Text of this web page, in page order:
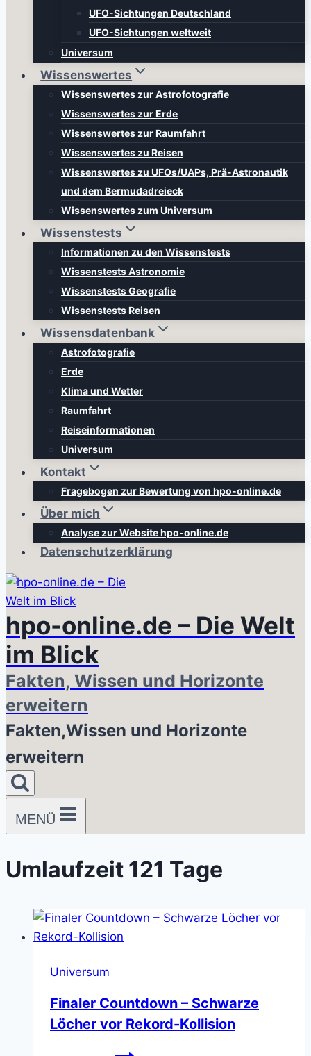
UFO-Sichtungen Deutschland
UFO-Sichtungen weltweit
Universum
Wissenswertes
Wissenswertes zur Astrofotografie
Wissenswertes zur Erde
Wissenswertes zur Raumfahrt
Wissenswertes zu Reisen
Wissenswertes zu UFOs/UAPs, Prä-Astronautik
und dem Bermudadreieck
Wissenswertes zum Universum
Wissenstests
Informationen zu den Wissenstests
Wissenstests Astronomie
Wissenstests Geografie
Wissenstests Reisen
Wissensdatenbank
Astrofotografie
Erde
Klima und Wetter
Raumfahrt
Reiseinformationen
Universum
Kontakt
Fragebogen zur Bewertung von hpo-online.de
Über mich
Analyse zur Website hpo-online.de
Datenschutzerklärung
hpo-online.de – Die Welt
im Blick
Fakten, Wissen und Horizonte
erweitern
Fakten,Wissen und Horizonte
erweitern
MENÜ
Umlaufzeit 121 Tage
Universum
Finaler Countdown – Schwarze
Löcher vor Rekord-Kollision